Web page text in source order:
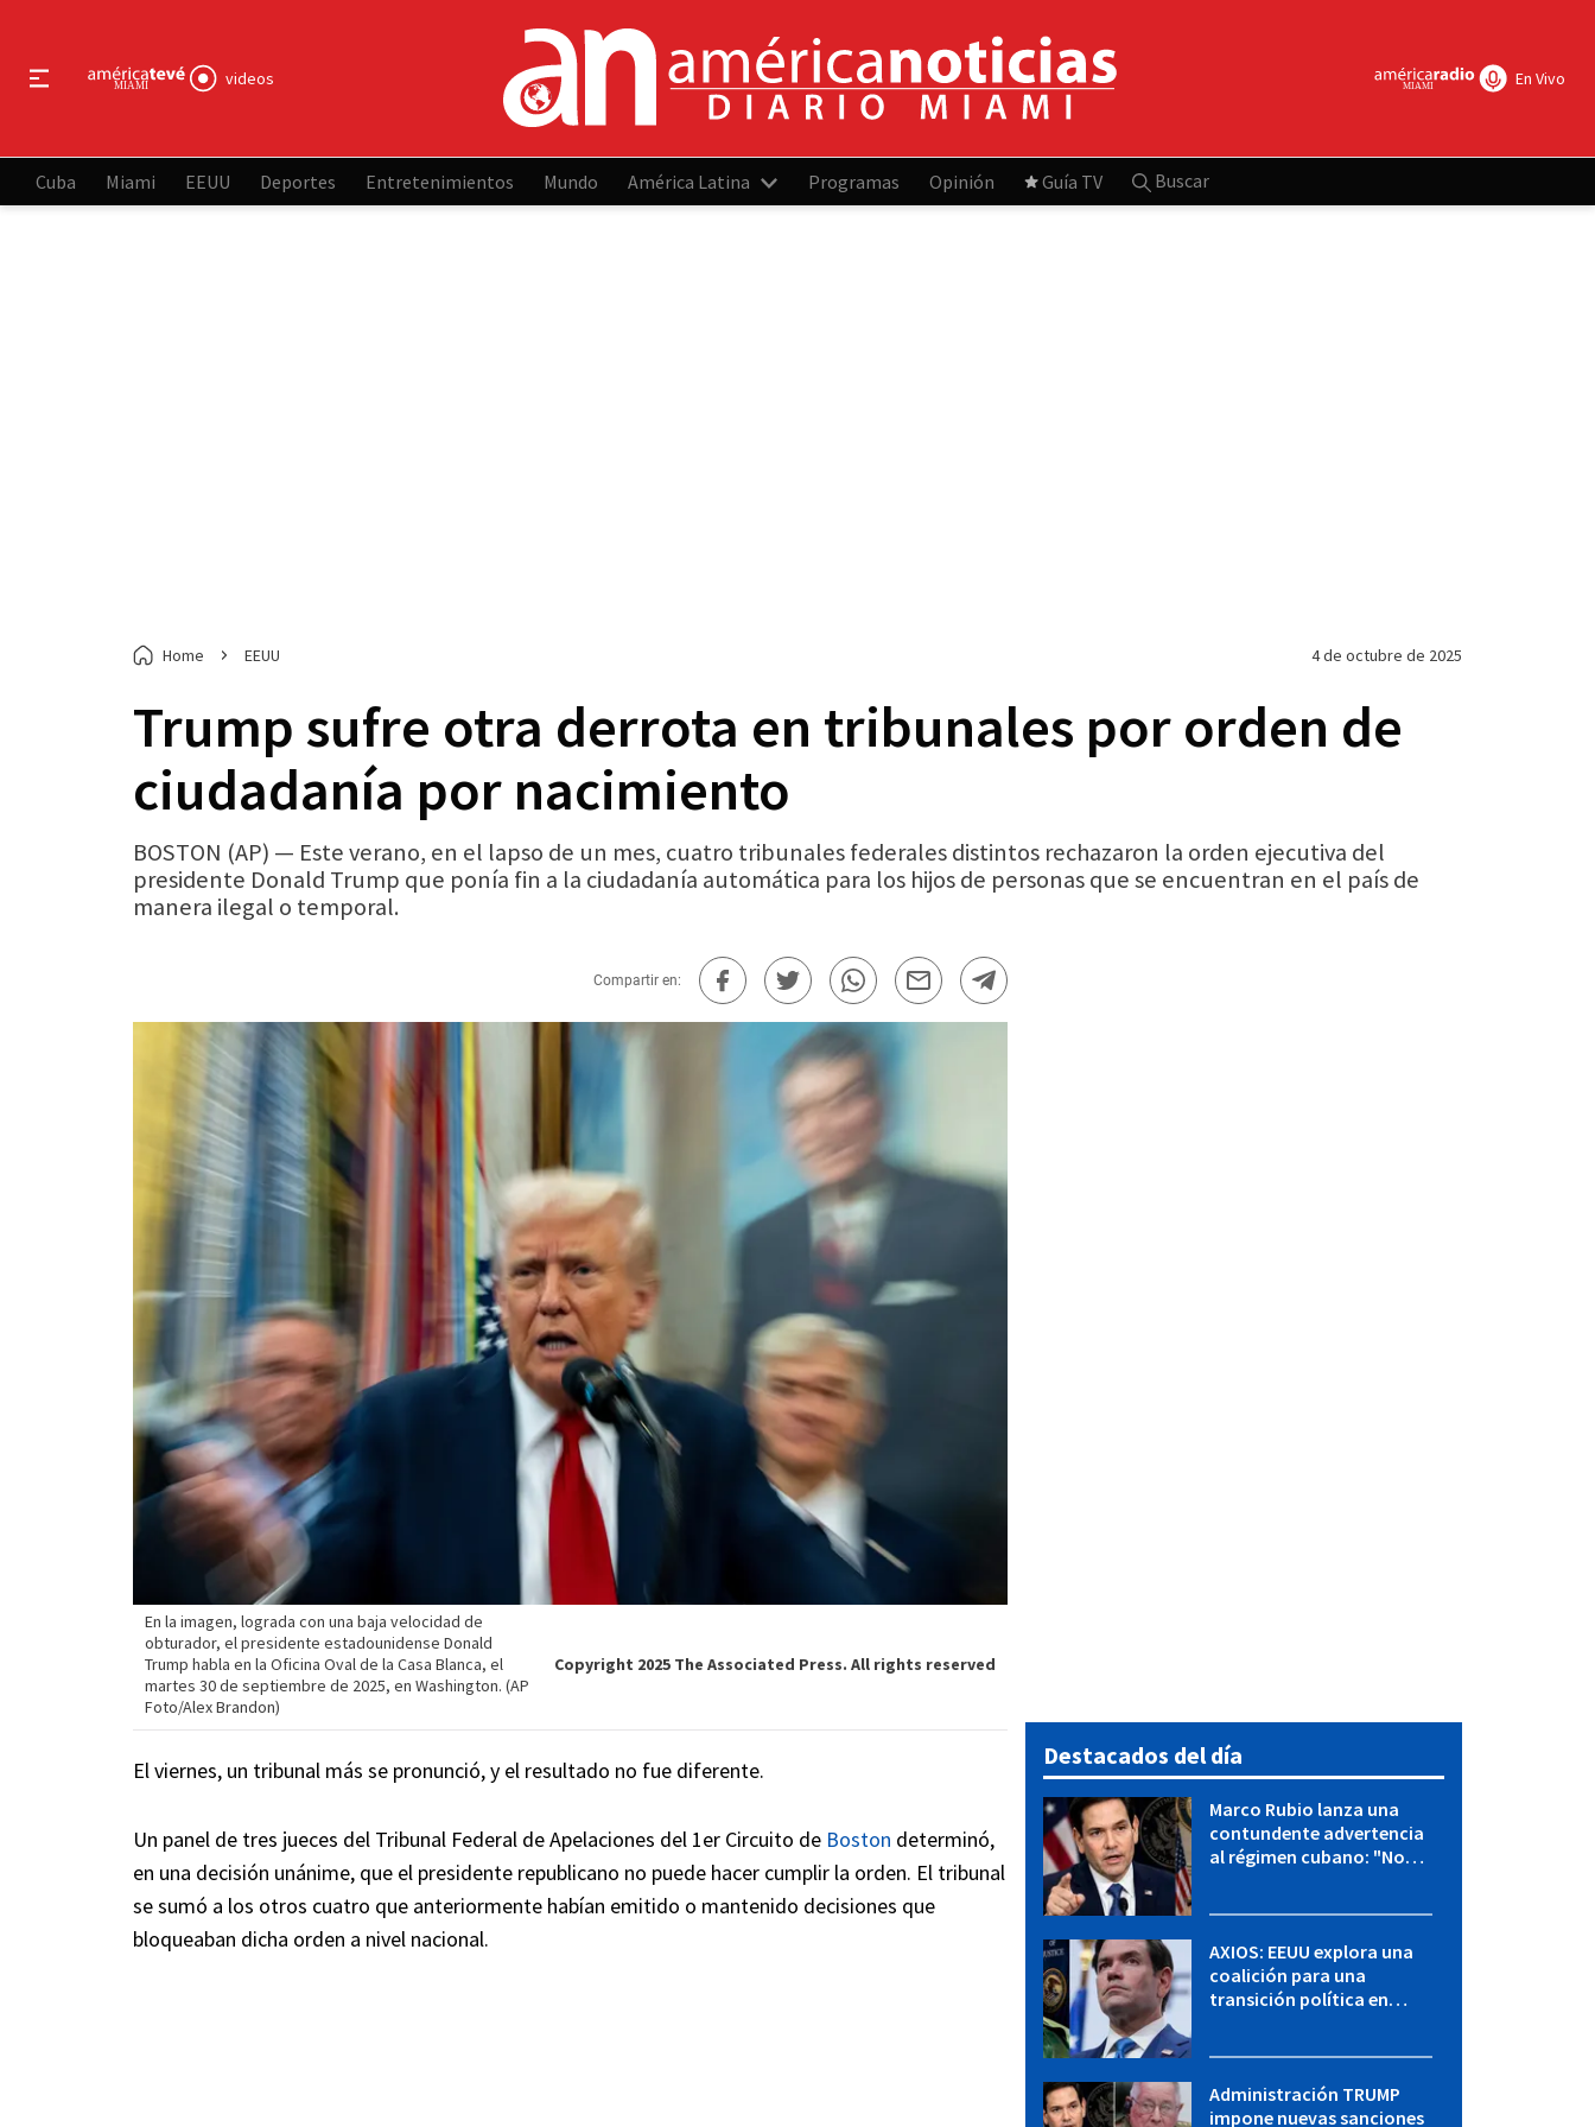
videos En Vivo
Cuba Miami EEUU Deportes Entretenimientos Mundo América Latina Programas Opinión Guía TV Buscar
Home EEUU 4 de octubre de 2025
Trump sufre otra derrota en tribunales por orden de
ciudadanía por nacimiento
BOSTON (AP) — Este verano, en el lapso de un mes, cuatro tribunales federales distintos rechazaron la orden ejecutiva del
presidente Donald Trump que ponía fin a la ciudadanía automática para los hijos de personas que se encuentran en el país de
manera ilegal o temporal.
Compartir en:
En la imagen, lograda con una baja velocidad de
obturador, el presidente estadounidense Donald
Trump habla en la Oficina Oval de la Casa Blanca, el
martes 30 de septiembre de 2025, en Washington. (AP
Foto/Alex Brandon)
Copyright 2025 The Associated Press. All rights reserved
El viernes, un tribunal más se pronunció, y el resultado no fue diferente.
Un panel de tres jueces del Tribunal Federal de Apelaciones del 1er Circuito de Boston determinó,
en una decisión unánime, que el presidente republicano no puede hacer cumplir la orden. El tribunal
se sumó a los otros cuatro que anteriormente habían emitido o mantenido decisiones que
bloqueaban dicha orden a nivel nacional.
Destacados del día
Marco Rubio lanza una
contundente advertencia
al régimen cubano: "No
AXIOS: EEUU explora una
coalición para una
transición política en
Administración TRUMP
impone nuevas sanciones